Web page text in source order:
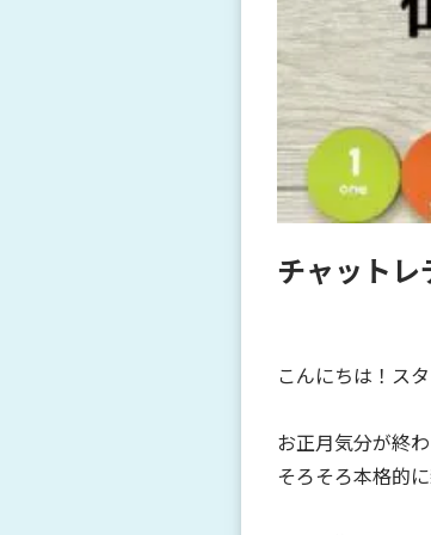
チャットレ
こんにちは！ス
お正月気分が終わ
そろそろ本格的